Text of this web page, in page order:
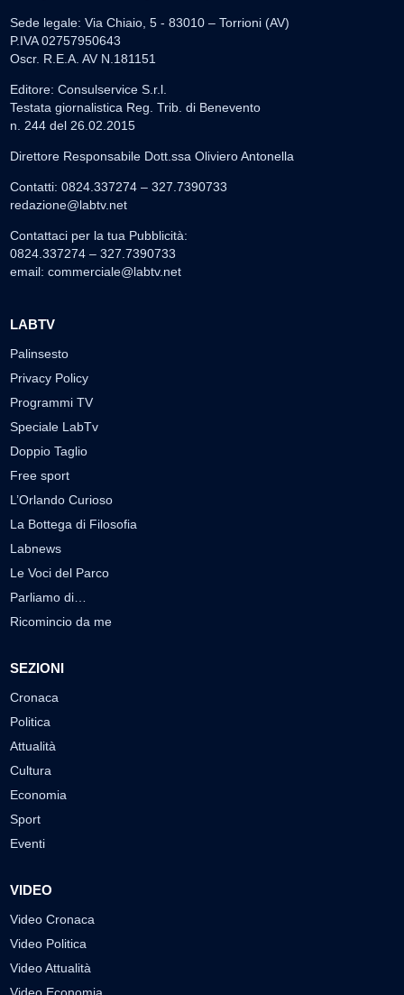
Sede legale: Via Chiaio, 5 - 83010 – Torrioni (AV)
P.IVA 02757950643
Oscr. R.E.A. AV N.181151
Editore: Consulservice S.r.l.
Testata giornalistica Reg. Trib. di Benevento
n. 244 del 26.02.2015
Direttore Responsabile Dott.ssa Oliviero Antonella
Contatti: 0824.337274 – 327.7390733
redazione@labtv.net
Contattaci per la tua Pubblicità:
0824.337274 – 327.7390733
email: commerciale@labtv.net
LABTV
Palinsesto
Privacy Policy
Programmi TV
Speciale LabTv
Doppio Taglio
Free sport
L’Orlando Curioso
La Bottega di Filosofia
Labnews
Le Voci del Parco
Parliamo di…
Ricomincio da me
SEZIONI
Cronaca
Politica
Attualità
Cultura
Economia
Sport
Eventi
VIDEO
Video Cronaca
Video Politica
Video Attualità
Video Economia